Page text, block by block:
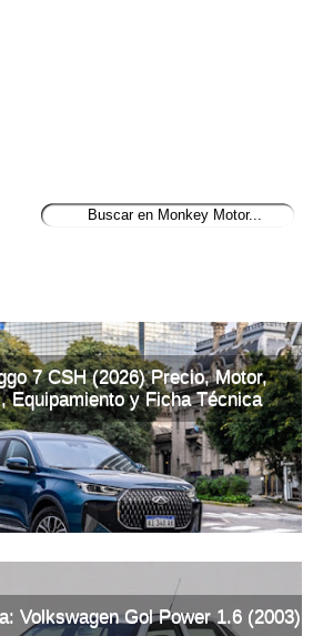
7 CSH (2026) Precio, Motor,
Equipamiento y Ficha Técnica
Volkswagen Gol Power 1.6 (2003)